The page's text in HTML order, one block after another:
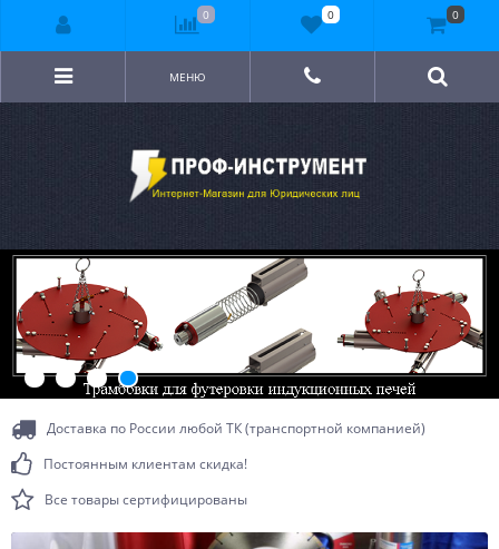
МЕНЮ
Доставка по России любой ТК (транспортной компанией)
Постоянным клиентам скидка!
Все товары сертифицированы
0 0 0